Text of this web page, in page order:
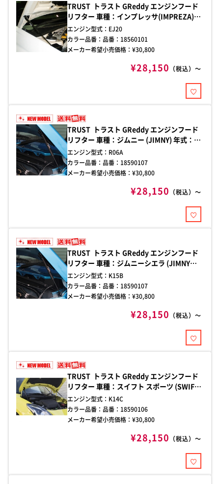
TRUST トラスト GReddy エンジンフード
リフター 車種：インプレッサ(IMPREZA)
年式：2000/10-2007/06 型式：GDB 純正ボ
ンネット用
エンジン型式： EJ20
カラー品番： 品番：18560101
メーカー希望小売価格：¥30,800
¥28,150 （税込）～
TRUST トラスト GReddy エンジンフード
リフター 車種：ジムニー (JIMNY) 年式：
2018/07- 型式：JB64W 純正ボンネット用
エンジン型式： R06A
カラー品番： 品番：18590107
メーカー希望小売価格：¥30,800
¥28,150 （税込）～
TRUST トラスト GReddy エンジンフード
リフター 車種：ジムニーシエラ (JIMNY
SIERRA) 年式：2018/07- 型式：JB74W 純
正ボンネット用
エンジン型式： K15B
カラー品番： 品番：18590107
メーカー希望小売価格：¥30,800
¥28,150 （税込）～
TRUST トラスト GReddy エンジンフード
リフター 車種：スイフト スポーツ (SWIFT
SPORT) 年式：2017/01- 型式：ZC33S 純
正ボンネット用
エンジン型式： K14C
カラー品番： 品番：18590106
メーカー希望小売価格：¥30,800
¥28,150 （税込）～